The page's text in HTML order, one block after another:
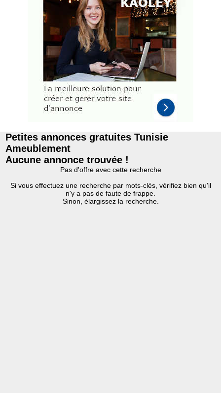
Petites annonces gratuites Tunisie
Ameublement
Aucune annonce trouvée !
Pas d'offre avec cette recherche
Si vous effectuez une recherche par mots-clés, vérifiez bien qu'il
n'y a pas de faute de frappe.
Sinon, élargissez la recherche.